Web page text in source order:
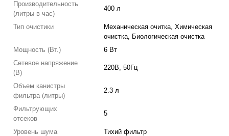
Производительность
(литры в час)
400 л
Тип очистики
Механическая очитка, Химическая
очистка, Биологическая очистка
Мощность (Вт.)
6 Вт
Сетевое напряжение
(В)
220В, 50Гц
Объем канистры
фильтра (литры)
2.3 л
Фильтрующих
отсеков
5
Уровень шума
Тихий фильтр